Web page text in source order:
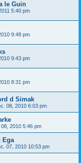
le Guin
5:40 pm
9:48 pm
9:43 pm
8:31 pm
d Simak
08, 2010 6:03 pm
2010 5:46 pm
Ega
07, 2010 10:53 pm